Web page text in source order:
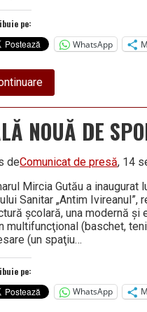
pe:
WhatsApp
about
CÂȘTIGĂTORII
Cupei
ediția
2022
NOUĂ DE
deComunicat de presă, 14
Mircia Gutău a
Sanitar „Antim
şcolară, una modernă şi
multifuncţional (baschet,
(un spaţiu…
pe:
WhatsApp